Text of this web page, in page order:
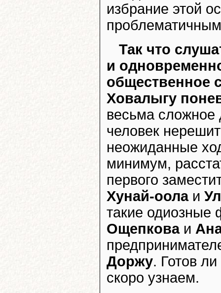
избрание этой
Так что
и
общественное
Ховалыгу
весьма сложное
человек
неожиданные
минимум,
первого
Хунай-оолаи
такие одиозные
Ощепковаи
Доржу. Готов
скоро узнаем.